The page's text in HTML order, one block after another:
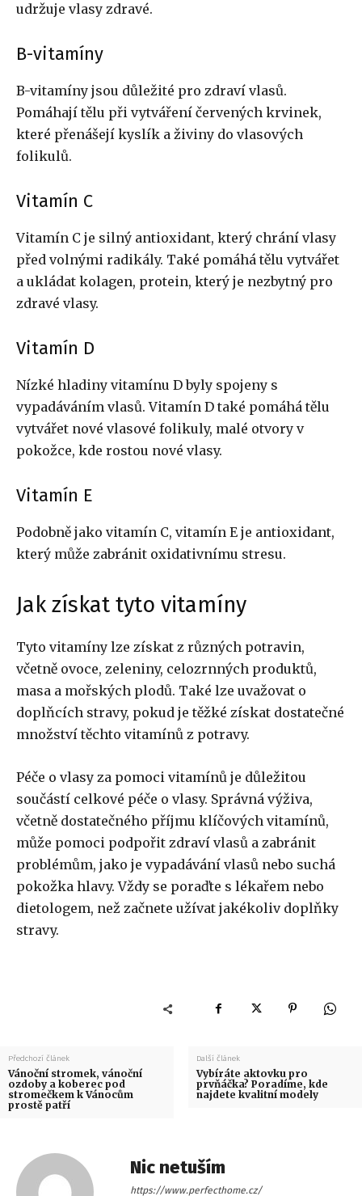
udržuje vlasy zdravé.
B-vitamíny
B-vitamíny jsou důležité pro zdraví vlasů.
Pomáhají tělu při vytváření červených krvinek,
které přenášejí kyslík a živiny do vlasových
folikulů.
Vitamín C
Vitamín C je silný antioxidant, který chrání vlasy
před volnými radikály. Také pomáhá tělu vytvářet
a ukládat kolagen, protein, který je nezbytný pro
zdravé vlasy.
Vitamín D
Nízké hladiny vitamínu D byly spojeny s
vypadáváním vlasů. Vitamín D také pomáhá tělu
vytvářet nové vlasové folikuly, malé otvory v
pokožce, kde rostou nové vlasy.
Vitamín E
Podobně jako vitamín C, vitamín E je antioxidant,
který může zabránit oxidativnímu stresu.
Jak získat tyto vitamíny
Tyto vitamíny lze získat z různých potravin,
včetně ovoce, zeleniny, celozrnných produktů,
masa a mořských plodů. Také lze uvažovat o
doplňcích stravy, pokud je těžké získat dostatečné
množství těchto vitamínů z potravy.
Péče o vlasy za pomoci vitamínů je důležitou
součástí celkové péče o vlasy. Správná výživa,
včetně dostatečného příjmu klíčových vitamínů,
může pomoci podpořit zdraví vlasů a zabránit
problémům, jako je vypadávání vlasů nebo suchá
pokožka hlavy. Vždy se poraďte s lékařem nebo
dietologem, než začnete užívat jakékoliv doplňky
stravy.
Předchozí článek
Vánoční stromek, vánoční
ozdoby a koberec pod
stromečkem k Vánocům
prostě patří
Další článek
Vybíráte aktovku pro
prvňáčka? Poradíme, kde
najdete kvalitní modely
Nic netuším
https://www.perfecthome.cz/